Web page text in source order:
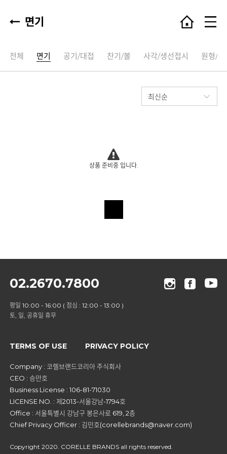
면기
전체 면기 공기/대접 찬기/볼 사각/생선접시 원형/타
상품 준비중 입니다.
02.2670.7800
평일 10:00 - 16:00 ( 점심 : 12:00 - 13:00 )
토, 일, 공휴일 휴무
TERMS OF USE PRIVACY POLICY
Company : 코렐브랜드코리아 주식회사
CEO : 승만호
Business License : 106-81-71030
LICENSE NO. : 제2013-서울강남-1794호
Office : 서울특별시 강남구 봉은사로 619, 2층
Chief Privacy Officer : 김민호(corellebrands@naver.com)
Copyright 2020. CORELLE BRANDS all rights reserved.